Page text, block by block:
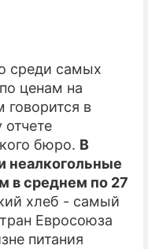
ЭКОНОМИКА
ПРОИСШЕСТВИЯ
СОННИК
СТИЛЬ ЖИЗНИ
СЕРИАЛЫ
среди самых
ценам на
говорится в
бюро. В
неалкогольные
в среднем по 27
хлеб - самый
Евросоюза
питания